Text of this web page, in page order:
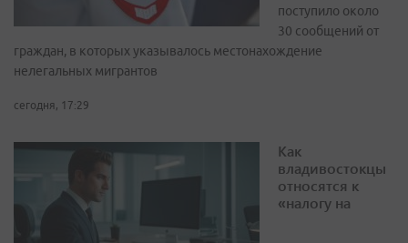
поступило около
30 сообщений от
граждан, в которых указывалось местонахождение
нелегальных мигрантов
сегодня, 17:29
Как
владивостокцы
относятся к
«налогу на